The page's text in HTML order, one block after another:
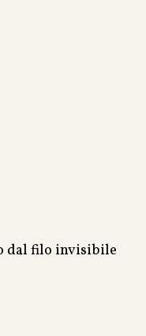
dal filo invisibile